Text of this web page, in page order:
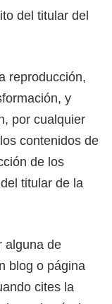
del titular del
reproducción,
y
por cualquier
contenidos de
de los
titular de la
alguna de
blog o página
cites la